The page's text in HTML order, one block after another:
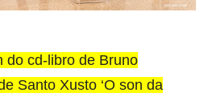
do cd-libro de Bruno
Santo Xusto ‘O son da